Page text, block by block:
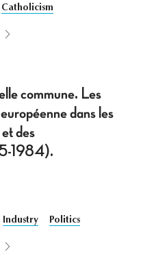
Catholicism
commune. Les
dans les
des
1984).
Industry Politics